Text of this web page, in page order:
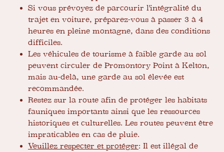
Si vous prévoyez de parcourir l'intégralité du
trajet en voiture, préparez-vous à passer 3 à 4
heures en pleine montagne, dans des conditions
difficiles.
Les véhicules de tourisme à faible garde au sol
peuvent circuler de Promontory Point à Kelton,
mais au-delà, une garde au sol élevée est
recommandée.
Restez sur la route afin de protéger les habitats
fauniques importants ainsi que les ressources
historiques et culturelles. Les routes peuvent être
impraticables en cas de pluie.
Veuillez respecter et protéger: Il est illégal de